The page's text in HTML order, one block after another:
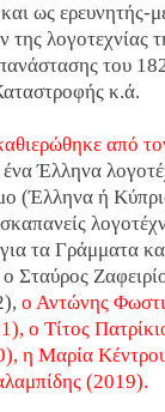
ως ερευνητής-
λογοτεχνίας
του
κ.ά.
από
ένα Έλληνα
(Έλληνα ή
τα Γράμματα
Σταύρος
ο Αντώνης
ο Τίτος
η Μαρία
(2019).